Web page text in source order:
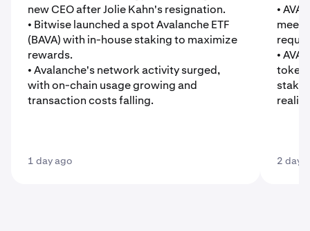
new CEO after Jolie Kahn's resignation.
• Bitwise launched a spot Avalanche ETF
(BAVA) with in-house staking to maximize
rewards.
• Avalanche's network activity surged,
with on-chain usage growing and
transaction costs falling.
1 day ago
•
meet
•
2 days